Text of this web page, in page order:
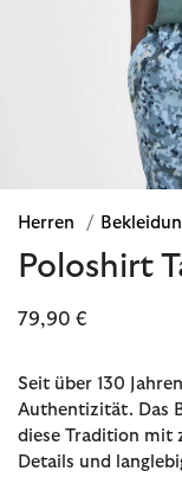
Herren /
Poloshirt
79,90 €
Seit über 130
Authentizität. Das
diese Tradition mit
Details und